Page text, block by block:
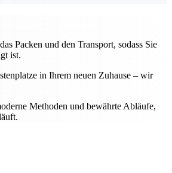
Packen und den Transport, sodass Sie
ist.
in Ihrem neuen Zuhause – wir
Methoden und bewährte Abläufe,